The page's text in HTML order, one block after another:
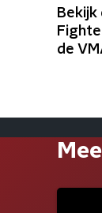
Bekijk
de